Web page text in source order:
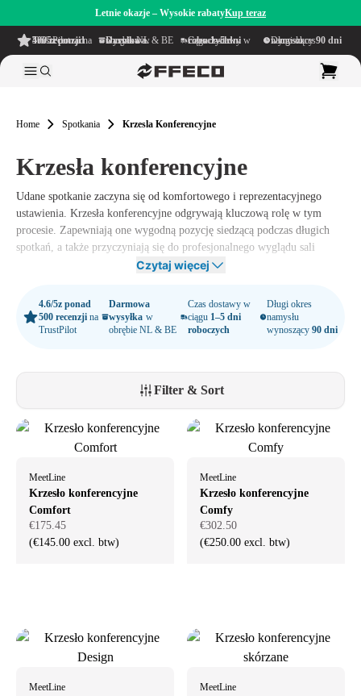
Letnie okazje – Wysokie rabatyKup teraz
4.6/5
z ponad 500 recenzji
na TrustPilot Darmowa wysyłka
w obrębie NL & BE Czas dostawy w ciągu
1–5 dni roboczych Długi okres namysłu wynoszący90 dni
Home Spotkania Krzesla Konferencyjne
Krzesła konferencyjne
Udane spotkanie zaczyna się od komfortowego i reprezentacyjnego
ustawienia. Krzesła konferencyjne odgrywają kluczową rolę w tym
procesie. Zapewniają one wygodną pozycję siedzącą podczas długich
spotkań, a także przyczyniają się do profesjonalnego wyglądu sali
konferencyjnej. W Offeco znajdziesz szeroką gamę krzeseł
eleganckich po nowoczesne i ergonomiczne.
Czytaj więcej
4.6/5z ponad
500 recenzji na
TrustPilot
Darmowa
wysyłka w
obrębie NL & BE
Czas dostawy w
ciągu 1–5 dni
roboczych
Długi okres
namysłu
wynoszący90 dni
Filter & Sort
MeetLine
Krzesło konferencyjne
Comfort
€175.45
(€145.00 excl. btw)
MeetLine
Krzesło konferencyjne
Comfy
€302.50
(€250.00 excl. btw)
MeetLine MeetLine